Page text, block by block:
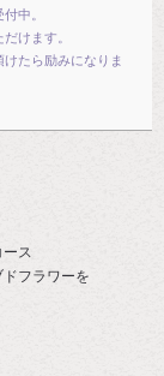
中。
けます。
たら励みになりま
ス
フラワーを